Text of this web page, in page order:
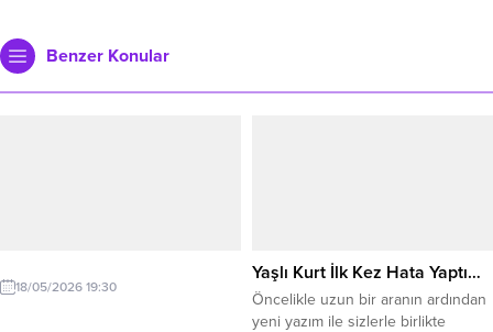
Benzer Konular
18/05/2026 19:30
Yaşlı Kurt İlk Kez Hata Yaptı…
Öncelikle uzun bir aranın ardından
yeni yazım ile sizlerle birlikte